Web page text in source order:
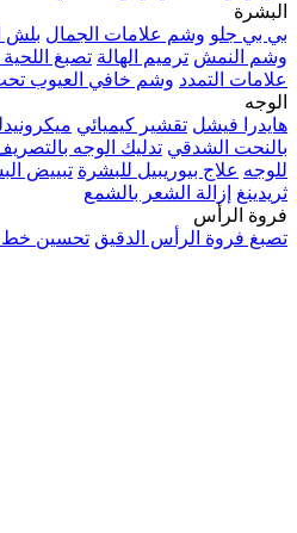
البشرة
بي بي جلو وشم علامات الجمال بلش
وشم النمش ترميم الهالة تصبغ
علامات التمدد وشم خافي العيوب
الوجه
هايدرا فيشل تقشير كيميائي
بالنحت الشدقي تدليك الوجه
للوجه علاج بيوريبيل للبشرة تبييض
ثريدينغ إزالة الشعر بالشمع
فروة الرأس
تصبغ فروة الرأس الدقيق تحسين خط